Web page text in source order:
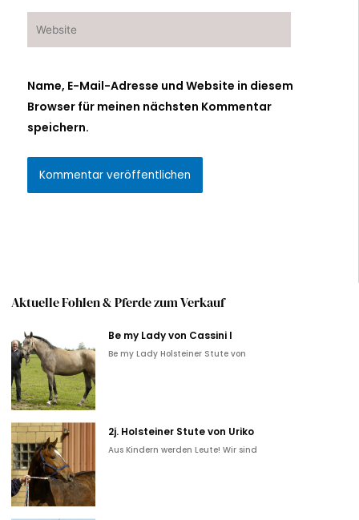
Name, E-Mail-Adresse und Website in diesem
Browser für meinen nächsten Kommentar
speichern.
Aktuelle Fohlen & Pferde zum Verkauf
Be my Lady von Cassini I
Be my Lady Holsteiner Stute von
2j. Holsteiner Stute von Uriko
Aus Kindern werden Leute! Wir sind